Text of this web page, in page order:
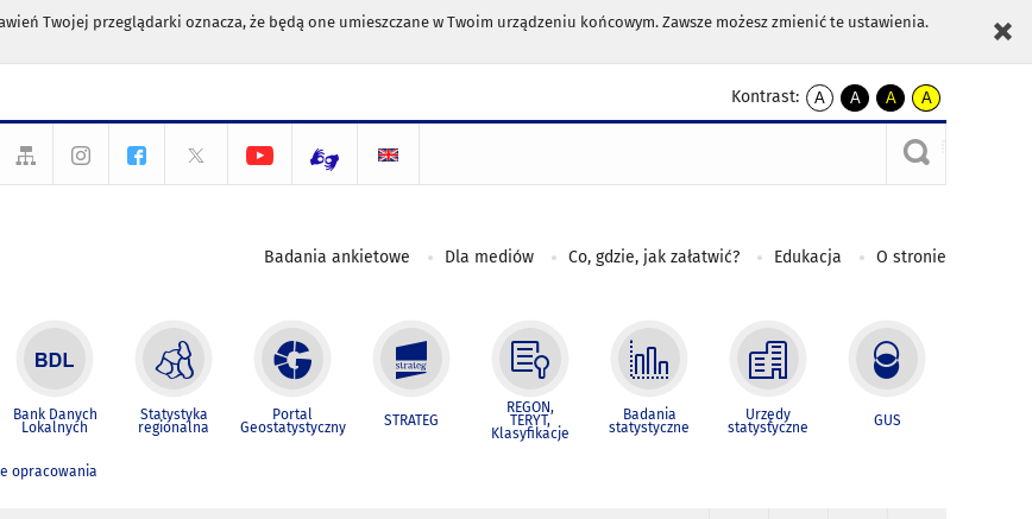
Twojej przeglądarki oznacza, że będą one umieszczane w Twoim urządzeniu końcowym. Zawsze możesz zmienić te ustawienia.
Kontrast:
A
kontrast
A
kontrast
czarnym
A
kontrast
żółty
tekst
czarnym
A
kontrast
czarny
tekst
żółtym
Badania ankietowe Dla mediów Co, gdzie, jak załatwić? Edukacja O stronie
Bank Danych
Lokalnych
Statystyka
regionalna
Portal
Geostatystyczny STRATEG
REGON,
TERYT,
Klasyfikacje
Badania
statystyczne
Urzędy
statystyczne GUS
opracowania